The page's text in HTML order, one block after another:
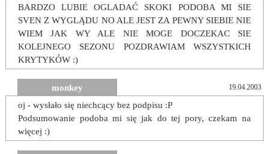
BARDZO LUBIE OGLADAĆ SKOKI PODOBA MI SIE
SVEN Z WYGLĄDU NO ALE JEST ZA PEWNY SIEBIE NIE
WIEM JAK WY ALE NIE MOGE DOCZEKAC SIE
KOLEJNEGO SEZONU POZDRAWIAM WSZYSTKICH
KRYTYKÓW :)
monkey 19.04.2003
oj - wysłało się niechcący bez podpisu :P
Podsumowanie podoba mi się jak do tej pory, czekam na
więcej :)